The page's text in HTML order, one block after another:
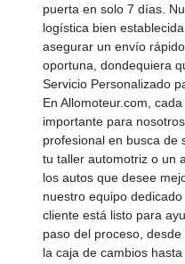
puerta en solo 7 días.
logística bien
asegurar un envío
oportuna, dondequiera
Servicio Personalizado
En Allomoteur.com,
importante para
profesional en busca de
tu taller automotriz o un
los autos que desee
nuestro equipo
cliente está listo para
paso del proceso,
la caja de cambios